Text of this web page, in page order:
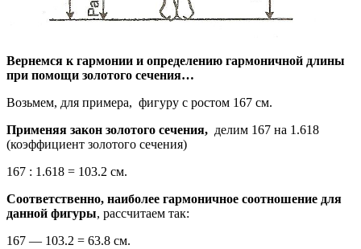
Вернемся к гармонии и определению гармоничной длины
при помощи золотого сечения…
Возьмем, для примера, фигуру с ростом 167 см.
Применяя закон золотого сечения, делим 167 на 1.618
(коэффициент золотого сечения)
167 : 1.618 = 103.2 см.
Соответственно, наиболее гармоничное соотношение для
данной фигуры, рассчитаем так:
167 — 103.2 = 63.8 см.